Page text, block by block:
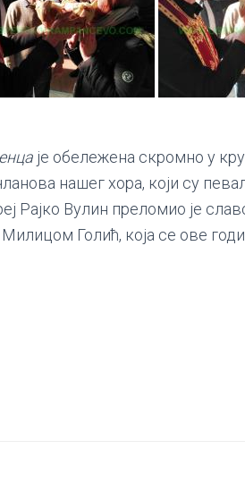
је обележена скромно у
нашег хора, који су
Рајко Вулин преломио је
Голић, која се ове